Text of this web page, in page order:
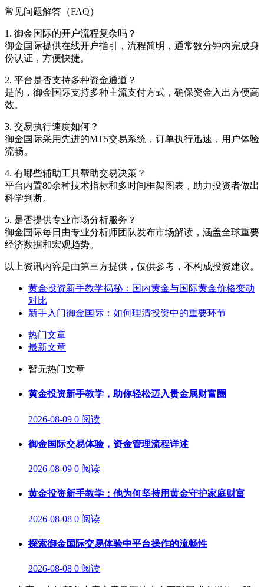
常见问题解答（FAQ）
1. 御金国际的开户流程复杂吗？
御金国际提供在线开户指引，流程简明，通常数分钟内完成身
份认证，方便快捷。
2. 平台是否支持多种资金通道？
是的，御金国际支持多种主流支付方式，确保资金入出方便高
效。
3. 交易执行速度如何？
御金国际采用先进的MT5交易系统，订单执行迅速，用户体验
流畅。
4. 有哪些辅助工具帮助交易决策？
平台内置80余种技术指标和多时间框架图表，助力投资者做出
科学判断。
5. 是否提供专业市场分析服务？
御金国际每日由专业分析师团队发布市场解读，涵盖全球重要
经济数据和宏观趋势。
以上资讯内容是由第三方提供，仅供参考，不构成投资建议。
黄金投资新手教学揭秘：国内黄金与国际黄金价格变动
对比
新手入门御金国际：如何理清投资中的重要环节
热门文章
最新文章
暂无热门文章
黄金投资新手教学，助你轻松迈入贵金属财富圈
2026-08-09 0 阅读
御金国际交易体验，资金管理流程详述
2026-08-09 0 阅读
黄金投资新手教学：他为何坚持用黄金守护家庭财富
2026-08-08 0 阅读
探索御金国际交易体验中平台操作的流畅性
2026-08-08 0 阅读